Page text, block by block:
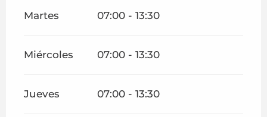
Martes 07:00 - 13:30
Miércoles 07:00 - 13:30
Jueves 07:00 - 13:30